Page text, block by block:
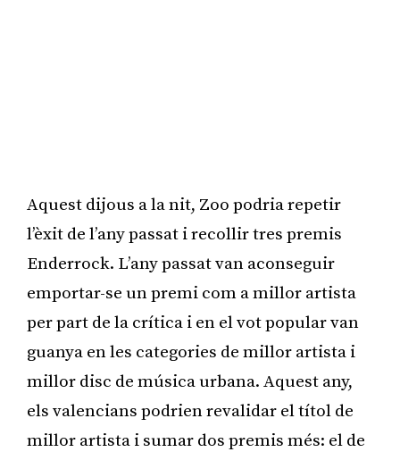
Aquest dijous a la nit, Zoo podria repetir
l’èxit de l’any passat i recollir tres premis
Enderrock. L’any passat van aconseguir
emportar-se un premi com a millor artista
per part de la crítica i en el vot popular van
guanya en les categories de millor artista i
millor disc de música urbana. Aquest any,
els valencians podrien revalidar el títol de
millor artista i sumar dos premis més: el de